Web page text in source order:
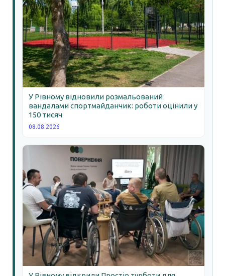
У Рівному відновили розмальований
вандалами спортмайданчик: роботи оцінили у
150 тисяч
08.08.2026